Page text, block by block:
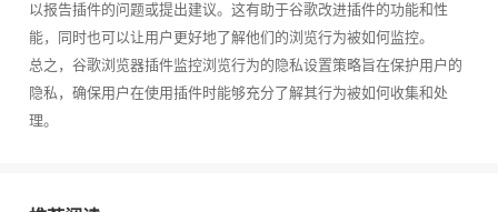
以报告插件的问题或提出建议。这有助于谷歌改进插件的功能和性
能，同时也可以让用户更好地了解他们的浏览行为被如何监控。
总之，谷歌浏览器插件监控浏览行为的隐私设置策略旨在保护用户的
隐私，确保用户在使用插件时能够充分了解其行为被如何收集和处
理。